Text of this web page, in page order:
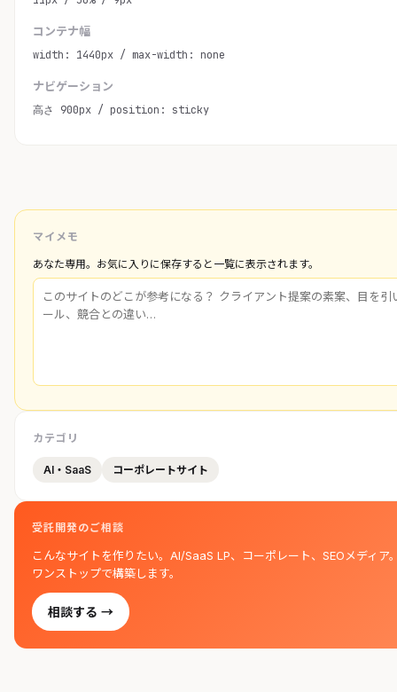
コンテナ幅
width: 1440px / max-width: none
ナビゲーション
高さ 900px / position: sticky
マイメモ
あなた専用。お気に入りに保存すると一覧に表示されます。
カテゴリ
AI・SaaS コーポレートサイト
受託開発のご相談
こんなサイトを作りたい。AI/SaaS LP、コーポレート、SEOメディア
ワンストップで構築します。
相談する →